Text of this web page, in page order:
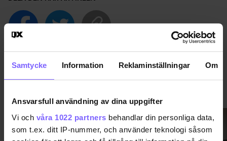
Samtycke Information Reklaminställningar Om
Ansvarsfull användning av dina uppgifter
Vi och våra 1022 partners behandlar din personliga data,
som t.ex. ditt IP-nummer, och använder teknologi såsom